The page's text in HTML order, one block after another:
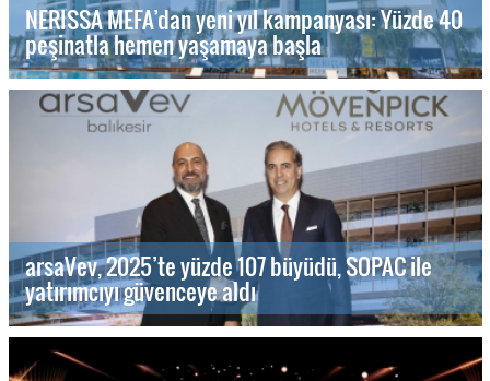
NERISSA MEFA’dan yeni yıl kampanyası: Yüzde 40
peşinatla hemen yaşamaya başla
arsaVev, 2025’te yüzde 107 büyüdü, SOPAC ile
yatırımcıyı güvenceye aldı